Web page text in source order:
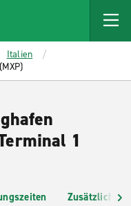
Italien
1
Zusätzliche